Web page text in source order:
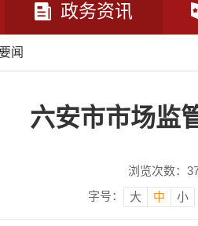
政务资讯
闻
六安市市场监
浏览次数：
字号：
大 中 小